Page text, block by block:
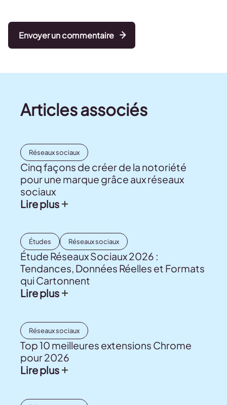
Envoyer un commentaire
Articles associés
Réseaux sociaux
Cinq façons de créer de la notoriété
pour une marque grâce aux réseaux
sociaux
Lire plus
Études Réseaux sociaux
Étude Réseaux Sociaux 2026 :
Tendances, Données Réelles et Formats
qui Cartonnent
Lire plus
Réseaux sociaux
Top 10 meilleures extensions Chrome
pour 2026
Lire plus